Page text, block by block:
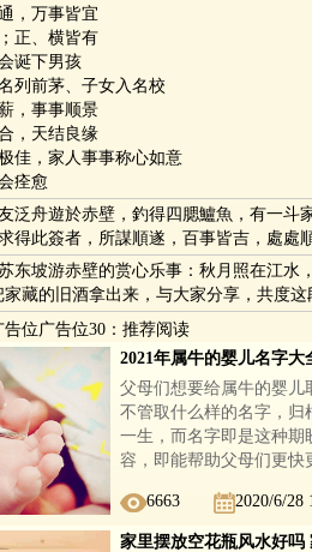
，万事皆宜
正、横皆有
诞下男孩
列前茅、子女入名校
，事事顺景
，天结良缘
佳，家人事事称心如意
痊愈
泛舟遊於赤壁，釣得四腮鱸魚，有一斗
得此簽者，所謀順遂，百事皆吉，處處
东坡游赤壁的赏心乐事：秋月照在江水
家藏的旧酒拿出来，与大家分享，共度
告位广告位30：推荐阅读
2021年属牛的婴儿名字大
父母们想要给属牛的婴儿
不管取什么样的名字，归
一生，而名字即是这种期
容，即能帮助父母们更快
6663 2020/6/28
家里摆放空花瓶风水好吗